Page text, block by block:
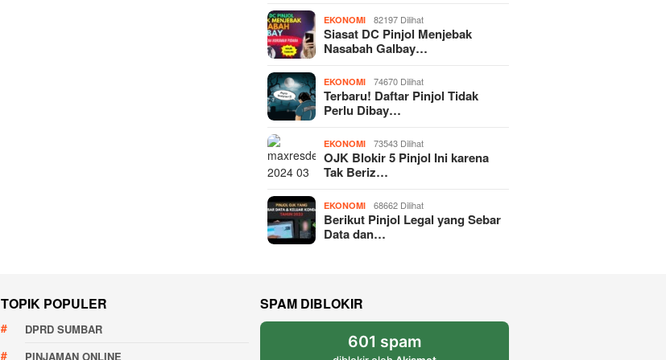
EKONOMI 82197 Dilihat
Siasat DC Pinjol Menjebak
Nasabah Galbay…
EKONOMI 74670 Dilihat
Terbaru! Daftar Pinjol Tidak
Perlu Dibay…
EKONOMI 73543 Dilihat
OJK Blokir 5 Pinjol Ini karena
Tak Beriz…
EKONOMI 68662 Dilihat
Berikut Pinjol Legal yang Sebar
Data dan…
TOPIK POPULER
DPRD SUMBAR
PINJAMAN ONLINE
SPAM DIBLOKIR
601 spam